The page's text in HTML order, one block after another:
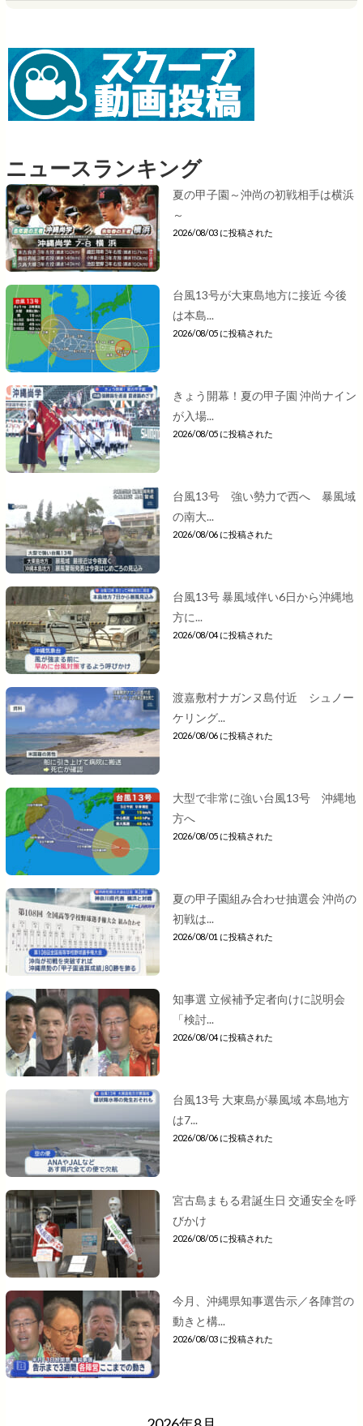
ニュースランキング
夏の甲子園～沖尚の初戦相手は横浜
～
2026/08/03 に投稿された
台風13号が大東島地方に接近 今後
は本島...
2026/08/05 に投稿された
きょう開幕！夏の甲子園 沖尚ナイン
が入場...
2026/08/05 に投稿された
台風13号 強い勢力で西へ 暴風域
の南大...
2026/08/06 に投稿された
台風13号 暴風域伴い6日から沖縄地
方に...
2026/08/04 に投稿された
渡嘉敷村ナガンヌ島付近 シュノー
ケリング...
2026/08/06 に投稿された
大型で非常に強い台風13号 沖縄地
方へ
2026/08/05 に投稿された
夏の甲子園組み合わせ抽選会 沖尚の
初戦は...
2026/08/01 に投稿された
知事選 立候補予定者向けに説明会
「検討...
2026/08/04 に投稿された
台風13号 大東島が暴風域 本島地方
は7...
2026/08/06 に投稿された
宮古島まもる君誕生日 交通安全を呼
びかけ
2026/08/05 に投稿された
今月、沖縄県知事選告示／各陣営の
動きと構...
2026/08/03 に投稿された